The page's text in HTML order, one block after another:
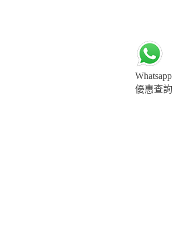
Whatsapp
優惠查詢